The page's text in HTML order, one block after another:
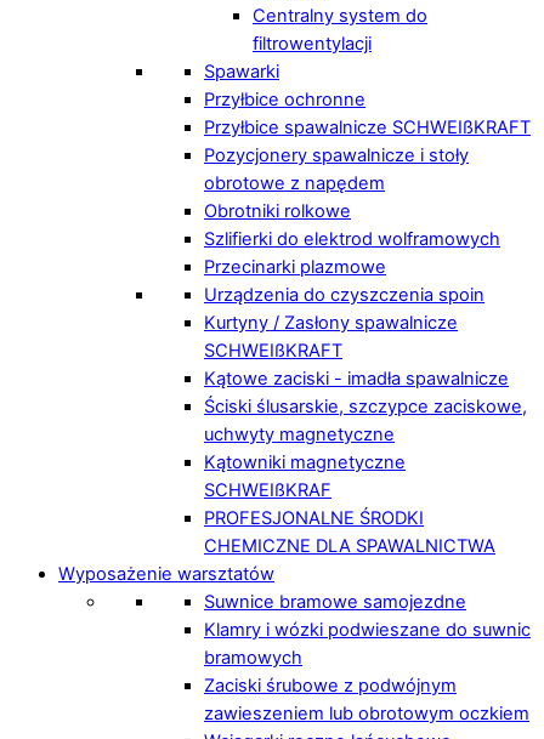
Centralny system do
filtrowentylacji
Spawarki
Przyłbice ochronne
Przyłbice spawalnicze SCHWEIßKRAFT
Pozycjonery spawalnicze i stoły
obrotowe z napędem
Obrotniki rolkowe
Szlifierki do elektrod wolframowych
Przecinarki plazmowe
Urządzenia do czyszczenia spoin
Kurtyny / Zasłony spawalnicze
SCHWEIßKRAFT
Kątowe zaciski - imadła spawalnicze
Ściski ślusarskie, szczypce zaciskowe,
uchwyty magnetyczne
Kątowniki magnetyczne
SCHWEIßKRAF
PROFESJONALNE ŚRODKI
CHEMICZNE DLA SPAWALNICTWA
Wyposażenie warsztatów
Suwnice bramowe samojezdne
Klamry i wózki podwieszane do suwnic
bramowych
Zaciski śrubowe z podwójnym
zawieszeniem lub obrotowym oczkiem